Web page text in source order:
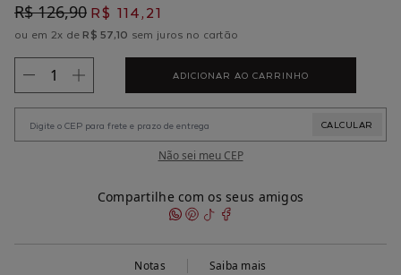
R$ 126,90 R$ 114,21
ou em 2x de R$ 57,10 sem juros no cartão
ADICIONAR AO CARRINHO
Não sei meu CEP
Compartilhe com os seus amigos
Notas Saiba mais